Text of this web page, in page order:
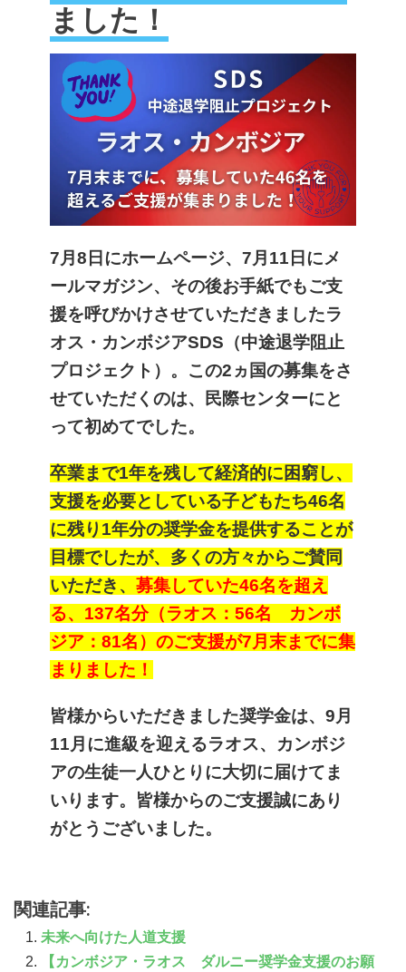
ました！
7月8日にホームページ、7月11日にメ
ールマガジン、その後お手紙でもご支
援を呼びかけさせていただきましたラ
オス・カンボジアSDS（中途退学阻止
プロジェクト） 。この2ヵ国の募集をさ
せていただくのは、民際センターにと
って初めてでした。
卒業まで1年を残して経済的に困窮し、
支援を必要としている子どもたち46名
に残り1年分の奨学金を提供することが
目標でしたが、多くの方々からご賛同
いただき、 募集していた46名を超え
る、137名分（ラオス：56名 カンボ
ジア：81名）のご支援が7月末までに集
まりました！
皆様からいただきました奨学金は、9月
11月に進級を迎えるラオス、カンボジ
アの生徒一人ひとりに大切に届けてま
いります。皆様からのご支援誠にあり
がとうございました。
関連記事:
未来へ向けた人道支援
【カンボジア・ラオス ダルニー奨学金支援のお願